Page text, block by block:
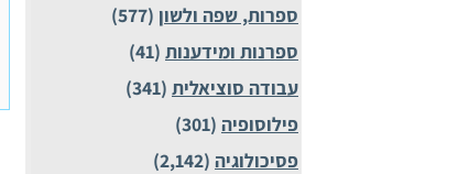
ספרות, שפה ולשון (577)
ספרנות ומידענות (41)
עבודה סוציאלית (341)
פילוסופיה (301)
פסיכולוגיה (2,142)